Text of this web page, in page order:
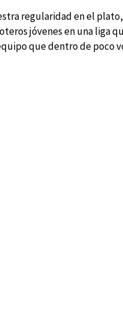
regularidad en el
jóvenes en una liga
que dentro de poco